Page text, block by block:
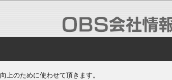
上のために使わせて頂きます。